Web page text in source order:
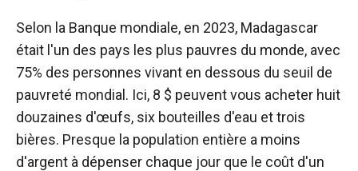
Selon la Banque mondiale, en 2023, Madagascar
était l'un des pays les plus pauvres du monde, avec
75% des personnes vivant en dessous du seuil de
pauvreté mondial. Ici, 8 $ peuvent vous acheter huit
douzaines d'œufs, six bouteilles d'eau et trois
bières. Presque la population entière a moins
d'argent à dépenser chaque jour que le coût d'un